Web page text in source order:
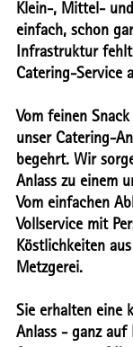
Klein-, Mittel-
einfach, schon
Infrastruktur
Catering-Service
Vom feinen
unser Catering-
begehrt. Wir
Anlass zu einem
Vom einfachen
Vollservice mit
Köstlichkeiten
Metzgerei.
Sie erhalten eine
Anlass - ganz auf